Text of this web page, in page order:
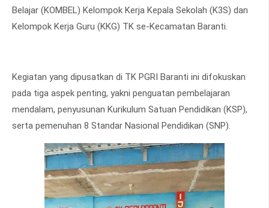
Belajar (KOMBEL) Kelompok Kerja Kepala Sekolah (K3S) dan
Kelompok Kerja Guru (KKG) TK se-Kecamatan Baranti.
Kegiatan yang dipusatkan di TK PGRI Baranti ini difokuskan
pada tiga aspek penting, yakni penguatan pembelajaran
mendalam, penyusunan Kurikulum Satuan Pendidikan (KSP),
serta pemenuhan 8 Standar Nasional Pendidikan (SNP).